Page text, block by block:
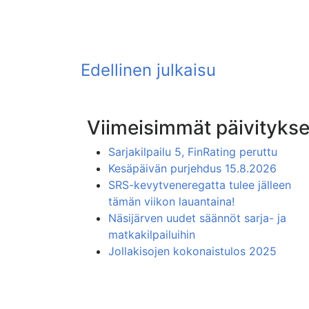
Viimeisimmät
Sarjakilpailu 5, FinRating peruttu
Kesäpäivän purjehdus 15.8.2026
SRS-kevytveneregatta tulee jälleen
tämän viikon lauantaina!
Näsijärven uudet säännöt sarja- ja
matkakilpailuihin
Jollakisojen kokonaistulos 2025